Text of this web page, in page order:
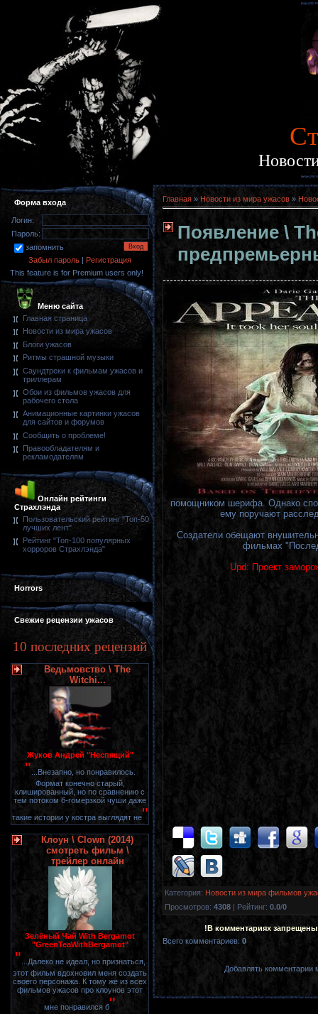
Форма входа
Логин:
Пароль:
запомнить
Забыл пароль | Регистрация
This feature is for Premium users only!
Меню сайта
Главная страница
Новости из мира ужасов
Блоги ужасов
Ритмы страшной музыки
Саундтреки к фильмам ужасов и
триллерам
Обои из фильмов ужасов для
рабочего стола
Анимационные картинки ужасов
для сайтов и форумов
Сообщить о проблеме!
Правообладателям и
рекламодателям
Онлайн рейтинги
Страхлэнда
Пользовательский рейтинг "Топ-50
лучших лент"
Рейтинг "Топ-100 популярных
хорроров Страхлэнда"
Horrors
Свежие рецензии ужасов
10 последних рецензий
Ведьмовство \ The
Witchi...
Жуков Андрей "Неспящий"
" ...Внезапно, но понравилось.
Формат конечно старый,
клишированный, но по сравнению с
тем потоком б-гомерзкой чуши даже
такие истории у костра выглядят не"
Клоун \ Clown (2014)
смотреть фильм \
трейлер онлайн
Зелёный Чай With Bergamot
"GreenTeaWithBergamot"
" ...Далеко не идеал, но признаться,
этот фильм вдохновил меня создать
своего персонажа. К тому же из всех
фильмов ужасов про клоунов этот
мне понравился б"
Главная » Новости из мира ужасов »
Появление \
помощником шерифа. Однако
ему поручают
Создатели обещают
фильмах
Upd: Проект
Категория: Новости из мира фильмов
Просмотров: 4308 | Рейтинг: 0.0/0
!В комментариях
Всего комментариев: 0
Добавлять комментарии